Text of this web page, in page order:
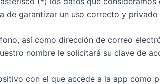
de garantizar un uso correcto y privado
así como dirección de correo
nombre le solicitará su clave de
con el que accede a la app como